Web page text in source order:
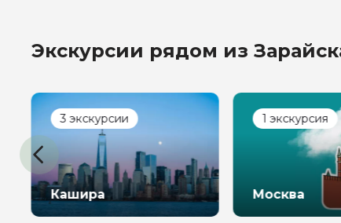
Экскурсии рядом из
3 экскурсии
Кашира
1 экскурсия
Москва
персональных